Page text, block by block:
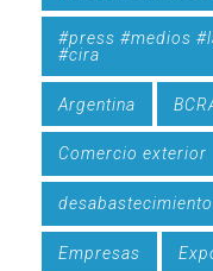
#press #medios
#cira
Argentina
Comercio exterior
desabastecimiento
Empresas